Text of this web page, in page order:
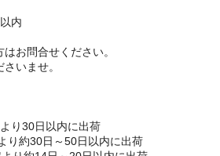
内
お問合せください。
いませ。
り30日以内に出荷
り約30日～50日以内に出荷